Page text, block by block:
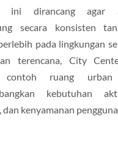
ini dirancang agar
secara konsisten
pada lingkungan
terencana, City
contoh ruang
kebutuhan
kenyamanan pengguna